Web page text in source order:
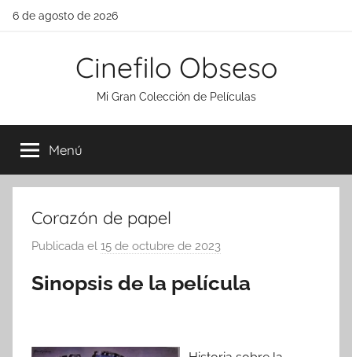
Saltar
6 de agosto de 2026
Cinefilo Obseso
Mi Gran Colección de Películas
Menú
Corazón de papel
Publicada el 15 de octubre de 2023
r
Sinopsis de la película